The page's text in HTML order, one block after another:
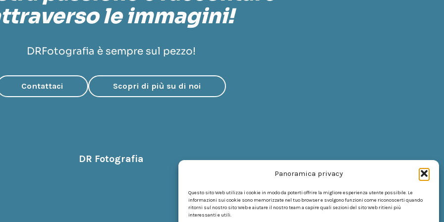
Panoramica privacy
Questo sito Web utilizza i cookie in modo da poterti offrire la migliore esperienza utente possibile. Le
informazioni sui cookie sono memorizzate nel tuo browser e svolgono funzioni come riconoscerti quando
ritorni sul nostro sito Web e aiutare il nostro team a capire quali sezioni del sito Web ritieni più
interessanti e utili.
le immagini!
DRFotografia è sempre sul pezzo!
Contattaci Scopri di più su di noi
DR Fotografia